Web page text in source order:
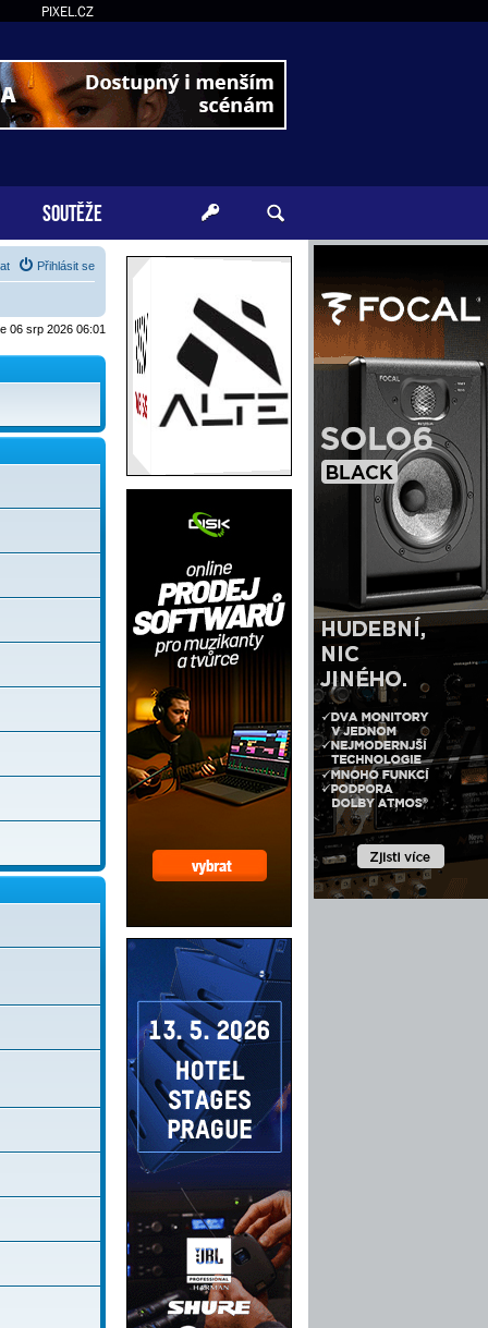
PIXEL.CZ
SOUTĚŽE
Přihlásit se
06 srp 2026 06:01